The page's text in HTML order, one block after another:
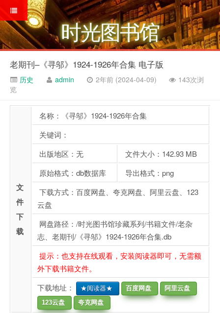
时光图书馆
老期刊–《寻邬》1924-1926年合集 电子版
历史 admin 2年前 (2024-04-09)
143次浏
览
文
件
下
载
名称：《寻邬》1924-1926年合集
关键词：
出版地区：无
文件大小：142.93 MB
原始格式：db数据库
导出格式：png
下载方式：百度网盘、夸克网盘、阿里云盘、123
云盘
网盘路径：/时光图书馆珍藏系列/书籍文件/老杂
志、老期刊/《寻邬》1924-1926年合集.db
提示：也支持在线观看，安装阅读器即可，无需额
外下载书籍文件。
下载地址：
★阅读器★ 百度网盘
阿里云盘
123云盘
夸克网盘